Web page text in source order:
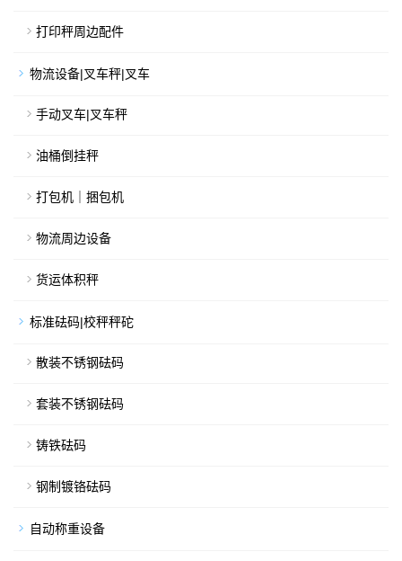
打印秤周边配件
物流设备|叉车秤|叉车
手动叉车|叉车秤
油桶倒挂秤
打包机｜捆包机
物流周边设备
货运体积秤
标准砝码|校秤秤砣
散装不锈钢砝码
套装不锈钢砝码
铸铁砝码
钢制镀铬砝码
自动称重设备